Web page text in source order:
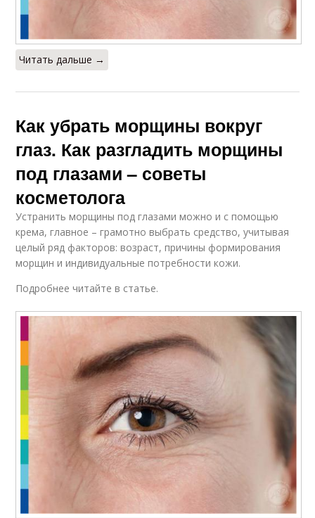
Читать дальше →
Как убрать морщины вокруг
глаз. Как разгладить морщины
под глазами – советы
косметолога
Устранить морщины под глазами можно и с помощью
крема, главное – грамотно выбрать средство, учитывая
целый ряд факторов: возраст, причины формирования
морщин и индивидуальные потребности кожи.
Подробнее читайте в статье.